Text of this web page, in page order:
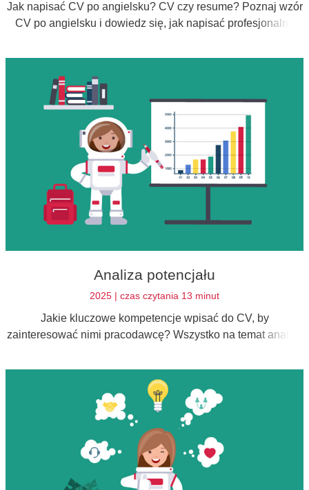
Jak napisać CV po angielsku? CV czy resume? Poznaj wzór
CV po angielsku i dowiedz się, jak napisać profesjonalną
Analiza potencjału
2025 | czas czytania 13 minut
Jakie kluczowe kompetencje wpisać do CV, by
zainteresować nimi pracodawcę? Wszystko na temat analizy